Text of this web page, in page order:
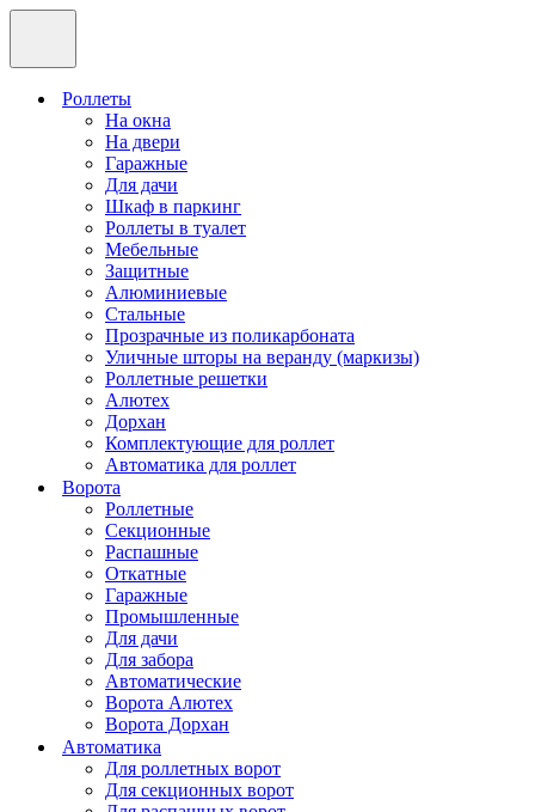
Роллеты
На окна
На двери
Гаражные
Для дачи
Шкаф в паркинг
Роллеты в туалет
Мебельные
Защитные
Алюминиевые
Стальные
Прозрачные из поликарбоната
Уличные шторы на веранду (маркизы)
Роллетные решетки
Алютех
Дорхан
Комплектующие для роллет
Автоматика для роллет
Ворота
Роллетные
Секционные
Распашные
Откатные
Гаражные
Промышленные
Для дачи
Для забора
Автоматические
Ворота Алютех
Ворота Дорхан
Автоматика
Для роллетных ворот
Для секционных ворот